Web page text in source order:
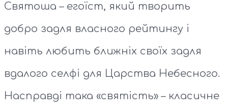
Святоша – егоїст, який творить
добро задля власного рейтингу і
навіть любить ближніх своїх задля
вдалого селфі для Царства Небесного.
Насправді така «святість» – класичне